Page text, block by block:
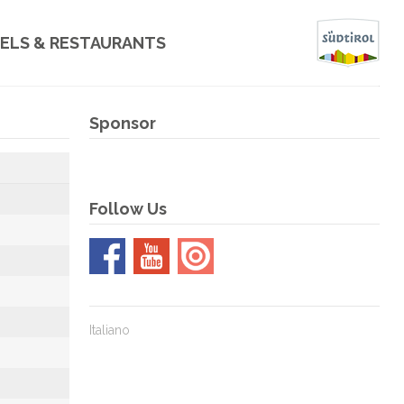
& RESTAURANTS
00 00
Sponsor
Follow Us
Italiano